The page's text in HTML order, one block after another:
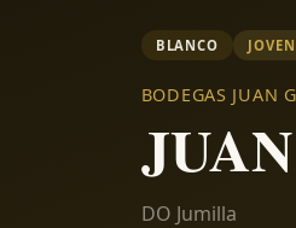
BLANCO JOVEN
BODEGAS JUAN
DO Jumilla